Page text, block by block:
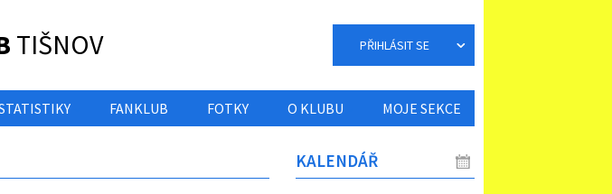
TIŠNOV PŘIHLÁSIT SE
FANKLUB FOTKY O KLUBU MOJE SEKCE
KALENDÁŘ